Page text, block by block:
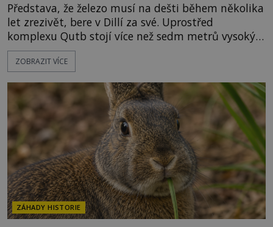
Představa, že železo musí na dešti během několika
let zrezivět, bere v Dillí za své. Uprostřed
komplexu Qutb stojí více než sedm metrů vysoký
železný sloup, který už přibližně 1 600 let odolává
počasí s jen nepatrnými stopami koroze. Jeho
ztracených technologiích či tajemných
materiálech. Moderní metalurgie však ukazuje, že
skutečné vysvětlení je ješt
ZOBRAZIT VÍCE
ZÁHADY HISTORIE